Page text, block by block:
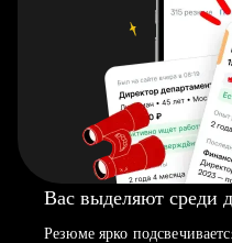
Вас выделяют среди
Резюме ярко